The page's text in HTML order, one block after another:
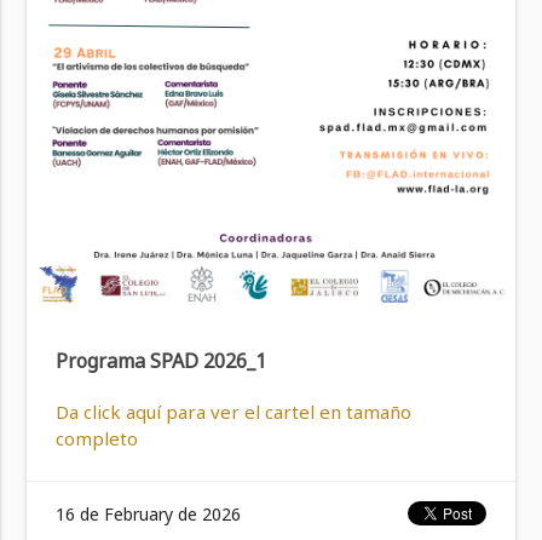
Programa SPAD 2026_1
Da click aquí para ver el cartel en tamaño
completo
16 de February de 2026